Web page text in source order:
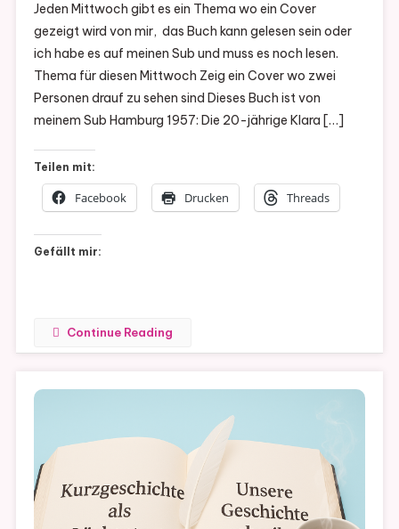
AKTION
)
COVER
105
Jeden Mittwoch gibt es ein Thema wo ein Cover
gezeigt wird von mir, das Buch kann gelesen sein oder
ich habe es auf meinen Sub und muss es noch lesen.
Thema für diesen Mittwoch Zeig ein Cover wo zwei
Personen drauf zu sehen sind Dieses Buch ist von
meinem Sub Hamburg 1957: Die 20-jährige Klara […]
Teilen mit:
Facebook Drucken Threads
Gefällt mir:
Continue Reading